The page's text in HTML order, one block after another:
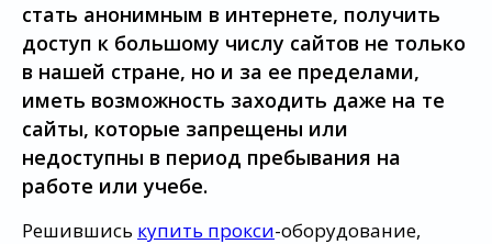
стать анонимным в интернете, получить
доступ к большому числу сайтов не только
в нашей стране, но и за ее пределами,
иметь возможность заходить даже на те
сайты, которые запрещены или
недоступны в период пребывания на
работе или учебе.
Решившись купить прокси-оборудование,